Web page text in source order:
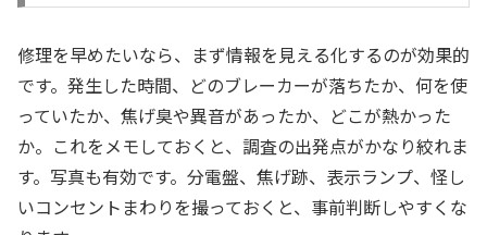
修理を早めたいなら、まず情報を見える化するのが効果的
です。発生した時間、どのブレーカーが落ちたか、何を使
っていたか、焦げ臭や異音があったか、どこが熱かった
か。これをメモしておくと、調査の出発点がかなり絞れま
す。写真も有効です。分電盤、焦げ跡、表示ランプ、怪し
いコンセントまわりを撮っておくと、事前判断しやすくな